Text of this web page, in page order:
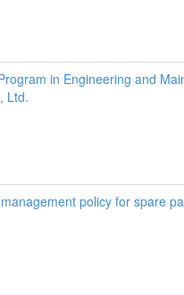
in Engineering and
Ltd.
policy for spare